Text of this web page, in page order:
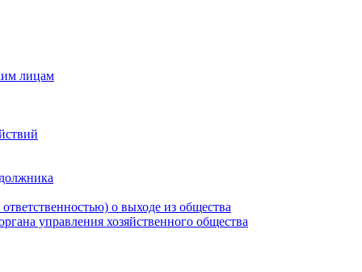
лицам
о выходе из общества
управления хозяйственного общества